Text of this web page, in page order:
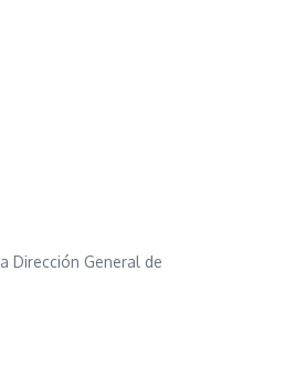
Dirección General de